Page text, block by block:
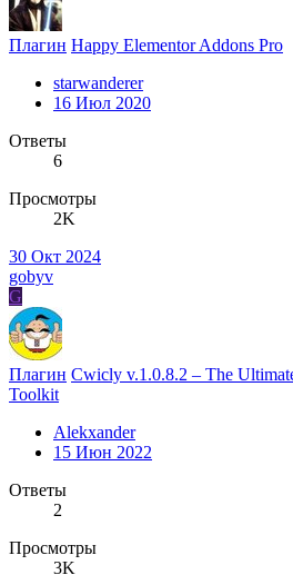
Плагин Happy Elementor Addons Pro
starwanderer
16 Июл 2020
Ответы
6
Просмотры
2K
30 Окт 2024
gobyv
G
Плагин Cwicly v.1.0.8.2 – The
Toolkit
Alekxander
15 Июн 2022
Ответы
2
Просмотры
3K